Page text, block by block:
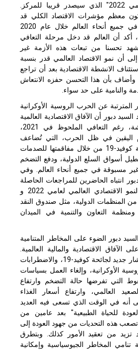
لمنظمة التعاون الإسلامي 2022" الذي سيصدر قريبا للمركز.
معظم مؤشرات الاقتصاد الكلي قد
تدهورت بصورة كبيرة في جميع أنحاء العالم خلال عام 2020
جائحة كوفيد-19، أكد أن العالم قد دخل مرحلة التعافي
الذي شهد تحسنا من تبعات هذه الأزمة غير
أن نمو الاقتصاد العالمي قدر بنسبة
استئناف الانشطة الاقتصادية بعد أن تراجع
3.1% في 2020. وأضاف بأن هذا التحسن حفزه الانتعاش
والنامية على حد سواء.
المترتبة عن الحرب الروسية الأوكرانية
دبور أن الآفاق الاقتصادية العالمية
ظلت غاية في الهشاشة، رغم التعافي الملحوظ في 2021،
اليقين في ظل الحرب، التي تُضاعف
الضرر الناجم عن جائحة كوفيد-19 من خلال مفاقمتها للصدمات
أسواق السلع الدولية، ودفع التضخم
مسبوقة في جميع أنحاء العالم. وفي
انتباه الحاضرين للمراجعات الحاصلة
على مستوى توقعات النمو الاقتصادي العالمي لعامي 2022 و
المنظمات الدولية، مثل صندوق النقد
التعاون والتنمية في الميدان
دبور الضوء على المخاطر المتنامية
الاقتصادية والمالية العالمية.
ويشمل ذلك إمكانية انتشار جديد لجائحة كوفيد-19، والاضطرابات
الأوكرانية، وإلغاء العمل بسياسات
التي تفرضها حالة التضخم وارتفاع
العالمي، وارتفاع أسعار الغذاء
أنه في الوقت الذي تسعى فيه العديد
للحياة الطبيعية" بعد عامين من
هذه التحديات من جهود العودة إلى
من تعقيد الأمور كذلك. وبتطرق
المخاطر الجيوسياسية وإمكانية